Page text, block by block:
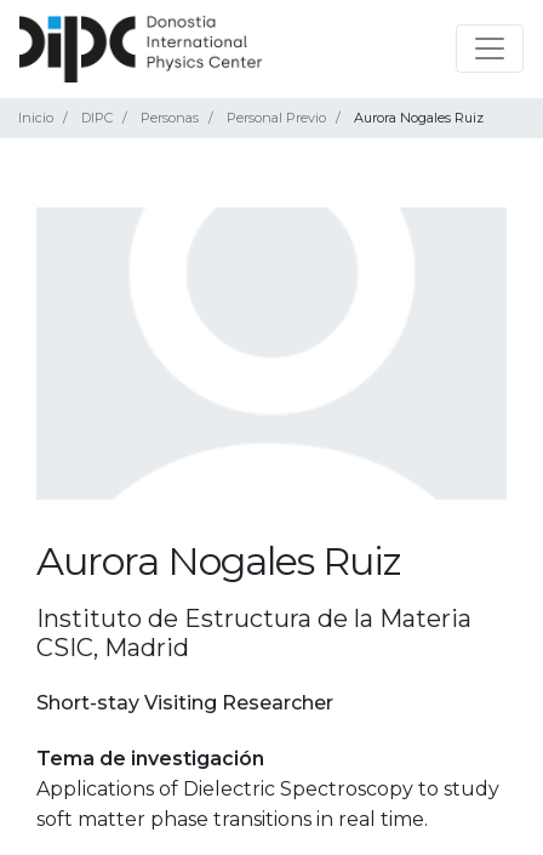
Inicio DIPC Personas Personal Previo Aurora Nogales Ruiz
Aurora Nogales Ruiz
Instituto de Estructura de la Materia
CSIC, Madrid
Short-stay Visiting Researcher
Tema de investigación
Applications of Dielectric Spectroscopy to study
soft matter phase transitions in real time.